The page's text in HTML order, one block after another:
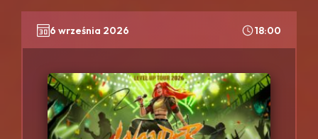
6 września 2026 18:00